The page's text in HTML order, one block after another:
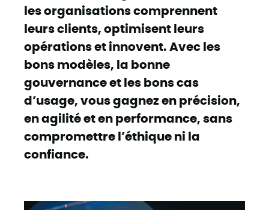
les organisations comprennent
leurs clients, optimisent leurs
opérations et innovent. Avec les
bons modèles, la bonne
gouvernance et les bons cas
d’usage, vous gagnez en précision,
en agilité et en performance, sans
compromettre l’éthique ni la
confiance.